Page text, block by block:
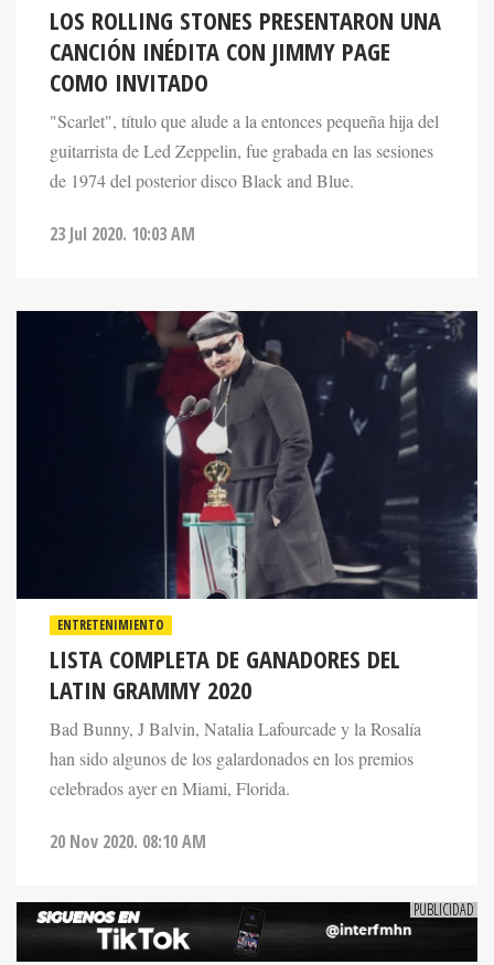
CANCIÓN INÉDITA CON JIMMY PAGE
COMO INVITADO
"Scarlet", título que alude a la entonces pequeña hija del
guitarrista de Led Zeppelin, fue grabada en las sesiones
de 1974 del posterior disco Black and Blue.
LISTA COMPLETA DE GANADORES DEL
LATIN GRAMMY 2020
Bad Bunny, J Balvin, Natalia Lafourcade y la Rosalía
han sido algunos de los galardonados en los premios
celebrados ayer en Miami, Florida.